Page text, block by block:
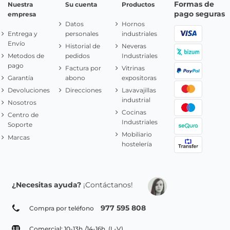
Nuestra
empresa
Entrega y
Envío
Metodos de
pago
Garantía
Devoluciones
Nosotros
Centro de
Soporte
Marcas
Su cuenta
Datos
personales
Historial de
pedidos
Factura por
abono
Direcciones
Productos
Hornos
industriales
Neveras
Industriales
Vitrinas
expositoras
Lavavajillas
industrial
Cocinas
Industriales
Mobiliario
hostelería
Formas de
pago seguras
¿Necesitas ayuda? ¡Contáctanos!
Compra por teléfono 977 595 808